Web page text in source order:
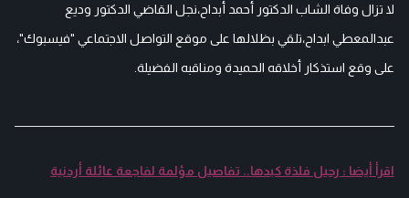
لا تزال وفاة الشاب الدكتور أحمد أبداح،نجل القاضي الدكتور وديع
عبدالمعطي ابداح،تلقي بظلالها على موقع التواصل الاجتماعي "فيسبوك"،
على وقع استذكار أخلاقه الحميدة ومناقبه الفضيلة.
اقرأ أيضا : رحيل فلذة كبدها.. تفاصيل مؤلمة لفاجعة عائلة أردنية